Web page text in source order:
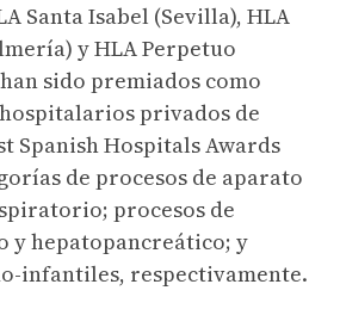
Santa Isabel (Sevilla), HLA
y HLA Perpetuo
sido premiados como
privados de
Spanish Hospitals Awards
de procesos de aparato
procesos de
y hepatopancreático; y
infantiles, respectivamente.